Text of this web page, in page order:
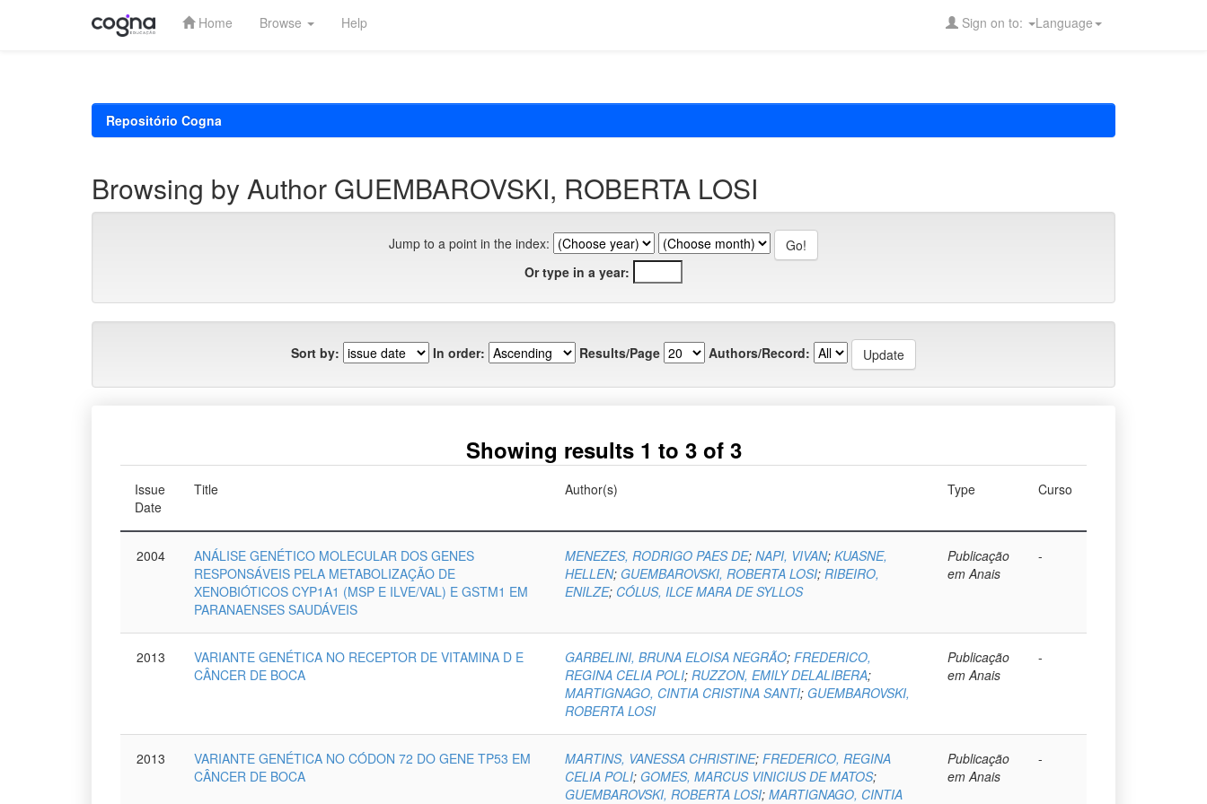
Home Browse Help Language
Sign on to:
Repositório Cogna
Browsing by Author GUEMBAROVSKI, ROBERTA LOSI
Jump to a point in the index:
Or type in a year:
Sort by: In order: Results/Page Authors/Record:
Showing results 1 to 3 of 3
Issue
Date
Title Author(s) Type Curso
2004
ANÁLISE GENÉTICO MOLECULAR DOS GENES
RESPONSÁVEIS PELA METABOLIZAÇÃO DE
XENOBIÓTICOS CYP1A1 (MSP E ILVE/VAL) E GSTM1 EM
PARANAENSES SAUDÁVEIS
MENEZES, RODRIGO PAES DE; NAPI, VIVAN; KUASNE,
HELLEN; GUEMBAROVSKI, ROBERTA LOSI; RIBEIRO,
ENILZE; CÓLUS, ILCE MARA DE SYLLOS
Publicação
em Anais
-
2013
VARIANTE GENÉTICA NO RECEPTOR DE VITAMINA D E
CÂNCER DE BOCA
GARBELINI, BRUNA ELOISA NEGRÃO; FREDERICO,
REGINA CELIA POLI; RUZZON, EMILY DELALIBERA;
MARTIGNAGO, CINTIA CRISTINA SANTI; GUEMBAROVSKI,
ROBERTA LOSI
Publicação
em Anais
-
2013
VARIANTE GENÉTICA NO CÓDON 72 DO GENE TP53 EM
CÂNCER DE BOCA
MARTINS, VANESSA CHRISTINE; FREDERICO, REGINA
CELIA POLI; GOMES, MARCUS VINICIUS DE MATOS;
GUEMBAROVSKI, ROBERTA LOSI; MARTIGNAGO, CINTIA
Publicação
em Anais
-